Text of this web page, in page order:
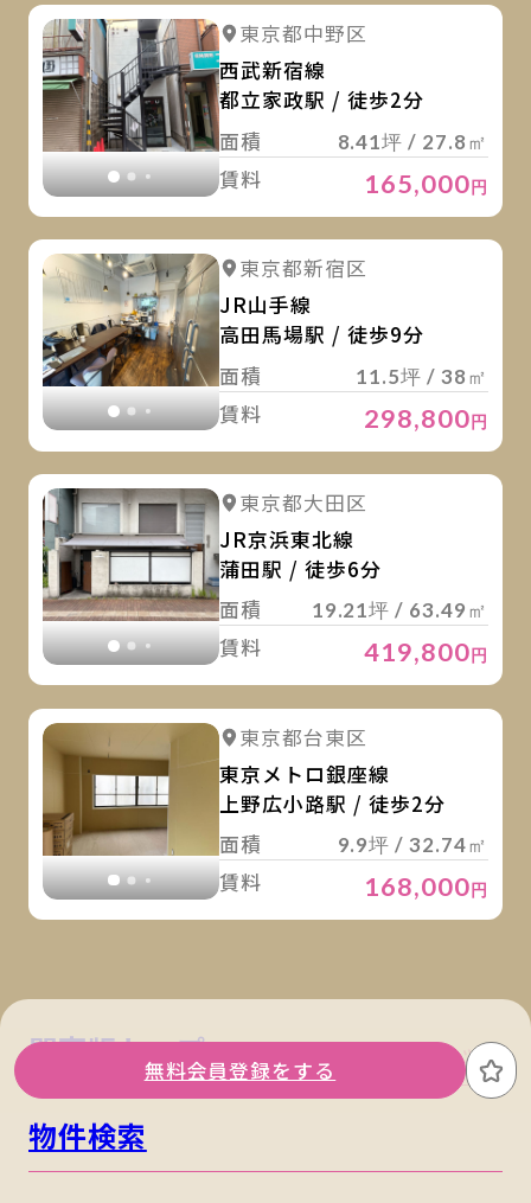
詳細を見る
東京都中野区
西武新宿線
都立家政駅 / 徒歩2分
面積
8.41坪 / 27.8㎡
賃料 165,000円
詳細を見る
東京都新宿区
JR山手線
高田馬場駅 / 徒歩9分
面積
11.5坪 / 38㎡
賃料 298,800円
詳細を見る
東京都大田区
JR京浜東北線
蒲田駅 / 徒歩6分
面積
19.21坪 / 63.49㎡
賃料 419,800 円
詳細を見る
東京都台東区
東京メトロ銀座線
上野広小路駅 / 徒歩2分
面積
9.9坪 / 32.74㎡
賃料 168,000円
無料会員登録をする お
関東版トップ 関西版トップ
物件検索